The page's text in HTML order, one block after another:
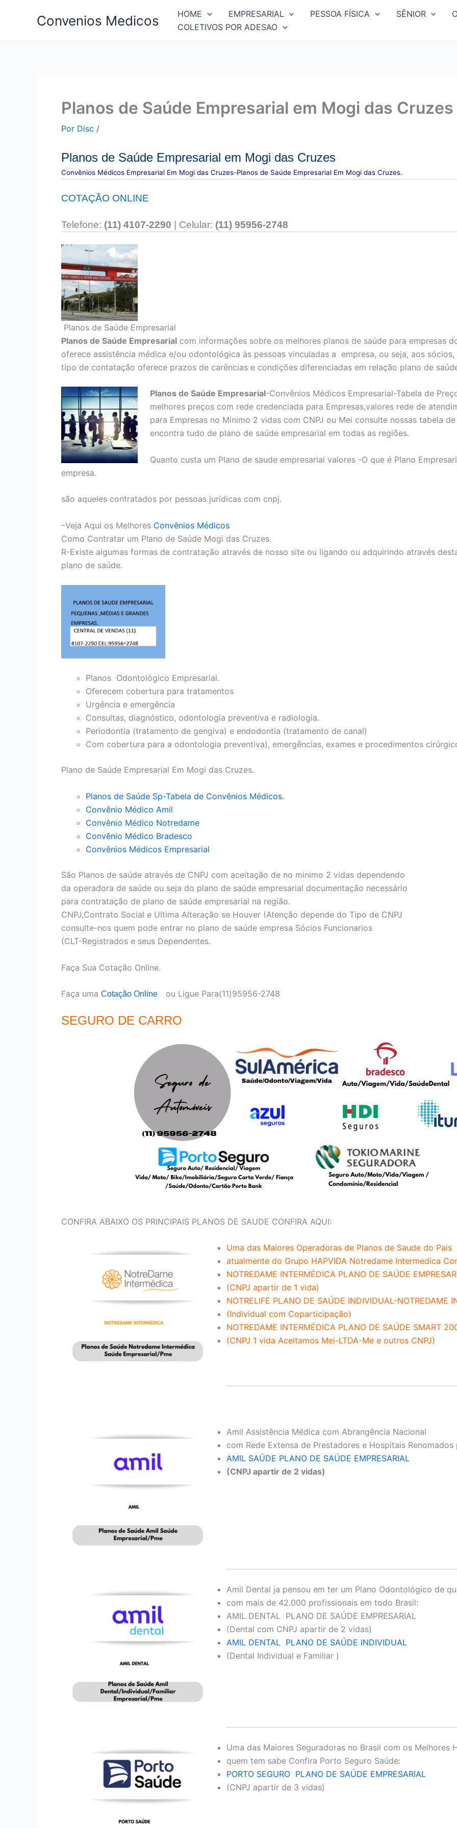
Convenios Medicos HOME EMPRESARIAL PESSOA FÍSICA SÊNIOR
COLETIVOS POR ADESAO
Planos de Saúde Empresarial em Mogi das Cruzes
Por Disc /
Planos de Saúde Empresarial em Mogi das Cruzes
Convênios Médicos Empresarial Em Mogi das Cruzes-Planos de Saúde Empresarial Em Mogi das Cruzes.
COTAÇÃO ONLINE
Telefone: (11) 4107-2290 | Celular: (11) 95956-2748
Planos de Saúde Empresarial
Planos de Saúde Empresarial com informações sobre os melhores planos de saúde para empresas
oferece assistência médica e/ou odontológica às pessoas vinculadas a empresa, ou seja, aos
tipo de contatação oferece prazos de carências e condições diferenciadas em relação plano de
Planos de Saúde Empresarial-Convênios Médicos Empresarial-Tabela de
melhores preços com rede credenciada para Empresas,valores rede de
para Empresas no Minimo 2 vidas com CNPJ ou Mei consulte nossas tabela
encontra tudo de plano de saúde empresarial em todas as regiões.
Quanto custa um Plano de saude empresarial valores -O que é Plano
empresa.
são aqueles contratados por pessoas jurídicas com cnpj.
–Veja Aqui os Melhores Convênios Médicos
Como Contratar um Plano de Saúde Mogi das Cruzes.
R-Existe algumas formas de contratação através de nosso site ou ligando ou adquirindo através
plano de saúde.
Planos Odontológico Empresarial.
Oferecem cobertura para tratamentos
Urgência e emergência
Consultas, diagnóstico, odontologia preventiva e radiologia.
Periodontia (tratamento de gengiva) e endodontia (tratamento de canal)
Com cobertura para a odontologia preventiva), emergências, exames e procedimentos
Plano de Saúde Empresarial Em Mogi das Cruzes.
Planos de Saúde Sp-Tabela de Convênios Médicos.
Convênio Médico Amil
Convênio Médico Notredame
Convênio Médico Bradesco
Convênios Médicos Empresarial
São Planos de saúde através de CNPJ com aceitação de no minimo 2 vidas dependendo
da operadora de saúde ou seja do plano de saúde empresarial documentação necessário
para contratação de plano de saúde empresarial na região.
CNPJ,Contrato Social e Ultima Alteração se Houver (Atenção depende do Tipo de CNPJ
consulte-nos quem pode entrar no plano de saúde empresa Sócios Funcionarios
(CLT-Registrados e seus Dependentes.
Faça Sua Cotação Online.
Faça uma Cotação Online ou Ligue Para(11)95956-2748
SEGURO DE CARRO
CONFIRA ABAIXO OS PRINCIPAIS PLANOS DE SAUDE CONFIRA AQUI:
Uma das Maiores Operadoras de Planos de Saude do Pais
atualmente do Grupo HAPVIDA Notredame Intermedica
NOTREDAME INTERMÉDICA PLANO DE SAÚDE
(CNPJ apartir de 1 vida)
NOTRELIFE PLANO DE SAÚDE INDIVIDUAL-NOTREDAME
(Individual com Coparticipação)
NOTREDAME INTERMÉDICA PLANO DE SAÚDE SMART
(CNPJ 1 vida Aceitamos Mei-LTDA-Me e outros CNPJ)
Amil Assistência Médica com Abrangência Nacional
com Rede Extensa de Prestadores e Hospitais
AMIL SAÚDE PLANO DE SAÚDE EMPRESARIAL
(CNPJ apartir de 2 vidas)
Amil Dental ja pensou em ter um Plano Odontológico de
com mais de 42.000 profissionais em todo Brasil:
AMIL DENTAL PLANO DE SAÚDE EMPRESARIAL
(Dental com CNPJ apartir de 2 vidas)
AMIL DENTAL PLANO DE SAÚDE INDIVIDUAL
(Dental Individual e Familiar )
Uma das Maiores Seguradoras no Brasil com os Melhores
quem tem sabe Confira Porto Seguro Saúde:
PORTO SEGURO PLANO DE SAÚDE EMPRESARIAL
(CNPJ apartir de 3 vidas)